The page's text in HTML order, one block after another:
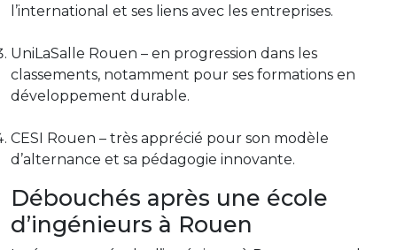
l’international et ses liens avec les entreprises.
UniLaSalle Rouen – en progression dans les
classements, notamment pour ses formations en
développement durable.
CESI Rouen – très apprécié pour son modèle
d’alternance et sa pédagogie innovante.
Débouchés après une école
d’ingénieurs à Rouen